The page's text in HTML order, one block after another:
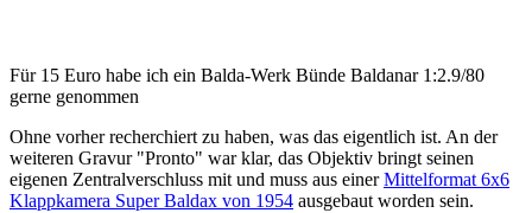
Für 15 Euro habe ich ein Balda-Werk Bünde Baldanar 1:2.9/80
gerne genommen
Ohne vorher recherchiert zu haben, was das eigentlich ist. An der
weiteren Gravur "Pronto" war klar, das Objektiv bringt seinen
eigenen Zentralverschluss mit und muss aus einerMittelformat 6x6
Klappkamera Super Baldax von 1954 ausgebaut worden sein.